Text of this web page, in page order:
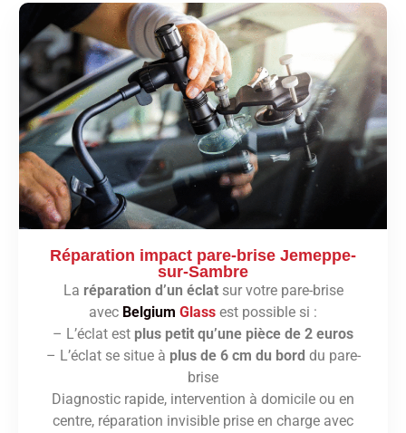
Réparation impact pare-brise Jemeppe-
sur-Sambre
La réparation d’un éclatsur votre pare-brise
avec Belgium Glass est possible si :
– L’éclat est plus petit qu’une pièce de 2 euros
– L’éclat se situe à plus de 6 cm du bord du pare-
brise
Diagnostic rapide, intervention à domicile ou en
centre, réparation invisible prise en charge avec